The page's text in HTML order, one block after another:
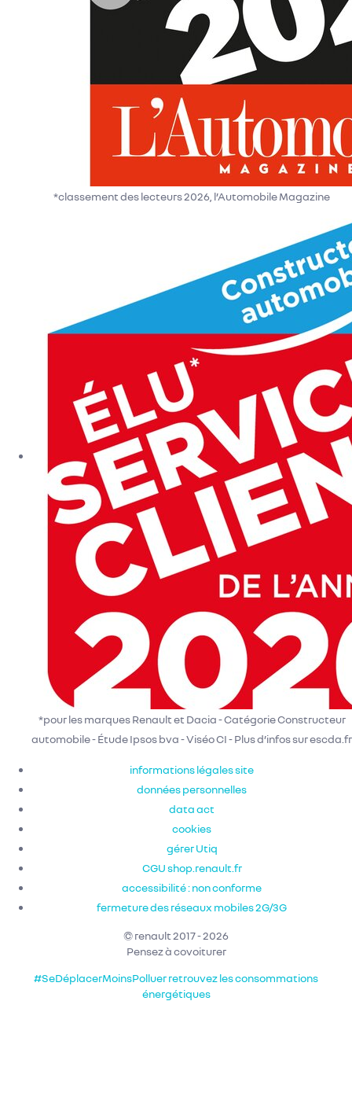
*classement des lecteurs 2026, l’Automobile Magazine
*pour les marques Renault et Dacia - Catégorie Constructeur
automobile - Étude Ipsos bva - Viséo CI - Plus d’infos sur escda.fr
informations légales site
données personnelles
data act
cookies
gérer Utiq
CGU shop.renault.fr
accessibilité : non conforme
fermeture des réseaux mobiles 2G/3G
© renault 2017 - 2026
Pensez à covoiturer
#SeDéplacerMoinsPolluerretrouvez les consommations
énergétiques